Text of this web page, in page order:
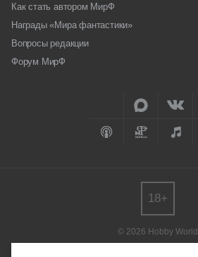
Как стать автором МирФ
Награды «Мира фантастики»
Вопросы редакции
Форум МирФ
© 2026 Hobby World
18+